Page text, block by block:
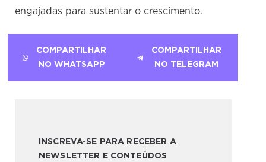
engajadas para sustentar o crescimento.
COMPARTILHAR
NO WHATSAPP
COMPARTILHAR
NO TELEGRAM
INSCREVA-SE PARA RECEBER A
NEWSLETTER E CONTEÚDOS